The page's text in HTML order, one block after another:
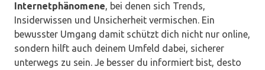
Internetphänomene, bei denen sich Trends,
Insiderwissen und Unsicherheit vermischen. Ein
bewusster Umgang damit schützt dich nicht nur online,
sondern hilft auch deinem Umfeld dabei, sicherer
unterwegs zu sein. Je besser du informiert bist, desto